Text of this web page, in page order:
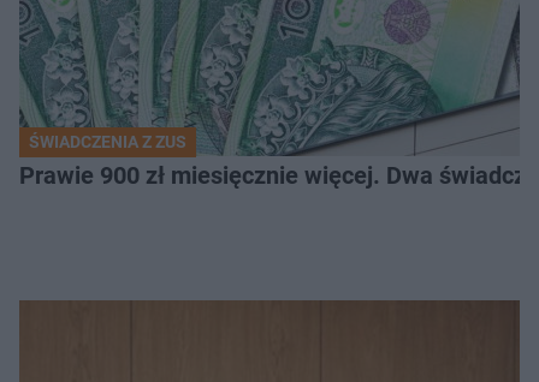
ŚWIADCZENIA Z ZUS
Prawie 900 zł miesięcznie więcej. Dwa